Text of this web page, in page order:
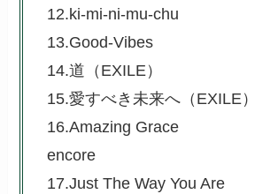
12.ki-mi-ni-mu-chu
13.Good-Vibes
14.道（EXILE）
15.愛すべき未来へ（EXILE）
16.Amazing Grace
encore
17.Just The Way You Are